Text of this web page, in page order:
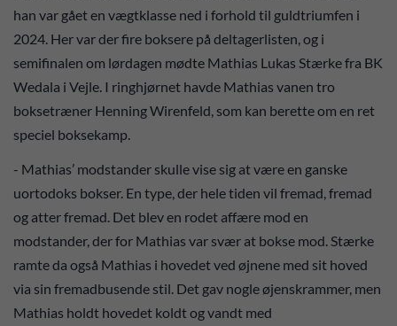
han var gået en vægtklasse ned i forhold til guldtriumfen i
2024. Her var der fire boksere på deltagerlisten, og i
semifinalen om lørdagen mødte Mathias Lukas Stærke fra BK
Wedala i Vejle. I ringhjørnet havde Mathias vanen tro
boksetræner Henning Wirenfeld, som kan berette om en ret
speciel boksekamp.
- Mathias’ modstander skulle vise sig at være en ganske
uortodoks bokser. En type, der hele tiden vil fremad, fremad
og atter fremad. Det blev en rodet affære mod en
modstander, der for Mathias var svær at bokse mod. Stærke
ramte da også Mathias i hovedet ved øjnene med sit hoved
via sin fremadbusende stil. Det gav nogle øjenskrammer, men
Mathias holdt hovedet koldt og vandt med